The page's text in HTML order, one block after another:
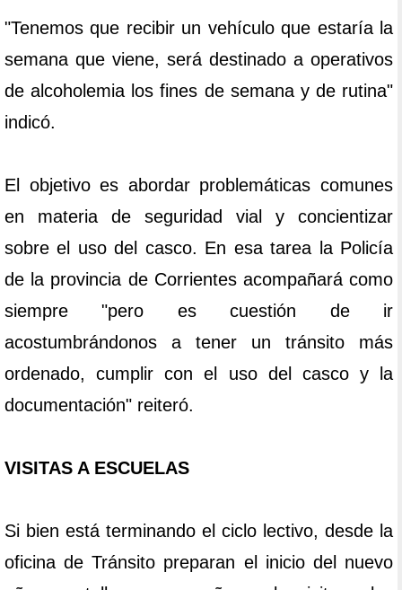
"Tenemos que recibir un vehículo que estaría la
semana que viene, será destinado a operativos
de alcoholemia los fines de semana y de rutina"
indicó.
El objetivo es abordar problemáticas comunes
en materia de seguridad vial y concientizar
sobre el uso del casco. En esa tarea la Policía
de la provincia de Corrientes acompañará como
siempre "pero es cuestión de ir
acostumbrándonos a tener un tránsito más
ordenado, cumplir con el uso del casco y la
documentación" reiteró.
VISITAS A ESCUELAS
Si bien está terminando el ciclo lectivo, desde la
oficina de Tránsito preparan el inicio del nuevo